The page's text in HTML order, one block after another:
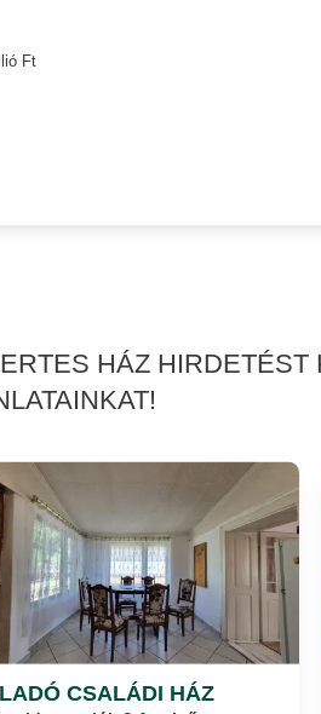
Ft
HÁZ
CSALÁDI HÁZ